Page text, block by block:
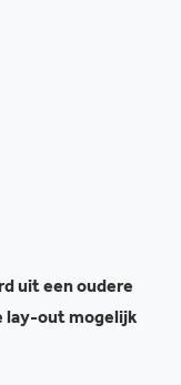
uit een oudere
lay-out mogelijk